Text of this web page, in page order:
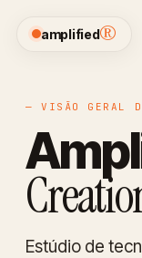
amplified®
— VISÃO GERAL
Estúdio de